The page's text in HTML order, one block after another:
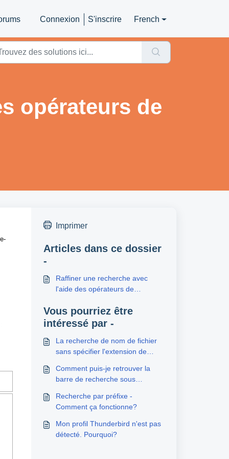
Connexion S'inscrire French
opérateurs de
Imprimer
Articles dans ce dossier
-
Raffiner une recherche avec
l'aide des opérateurs de
Vous pourriez être
intéressé par -
La recherche de nom de fichier
sans spécifier l'extension de
Comment puis-je retrouver la
barre de recherche sous
Recherche par préfixe -
Comment ça fonctionne?
Mon profil Thunderbird n'est pas
détecté. Pourquoi?